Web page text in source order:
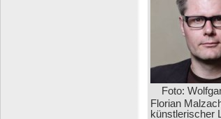
Foto:
Florian
künstlerischer